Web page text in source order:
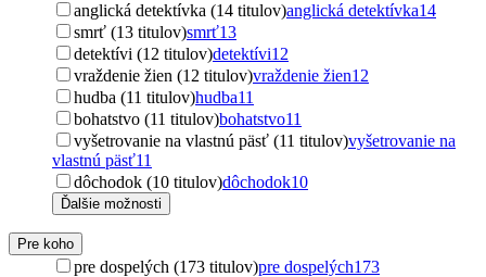
anglická detektívka (14 titulov)anglická detektívka14
smrť (13 titulov)smrť13
detektívi (12 titulov)detektívi12
vraždenie žien (12 titulov)vraždenie žien12
hudba (11 titulov)hudba11
bohatstvo (11 titulov)bohatstvo11
vyšetrovanie na vlastnú päsť (11 titulov)vyšetrovanie na
vlastnú päsť11
dôchodok (10 titulov)dôchodok10
Ďalšie možnosti
Pre koho
pre dospelých (173 titulov)pre dospelých173